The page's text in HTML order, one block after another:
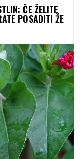
ČE ŽELITE
POSADITI ŽE